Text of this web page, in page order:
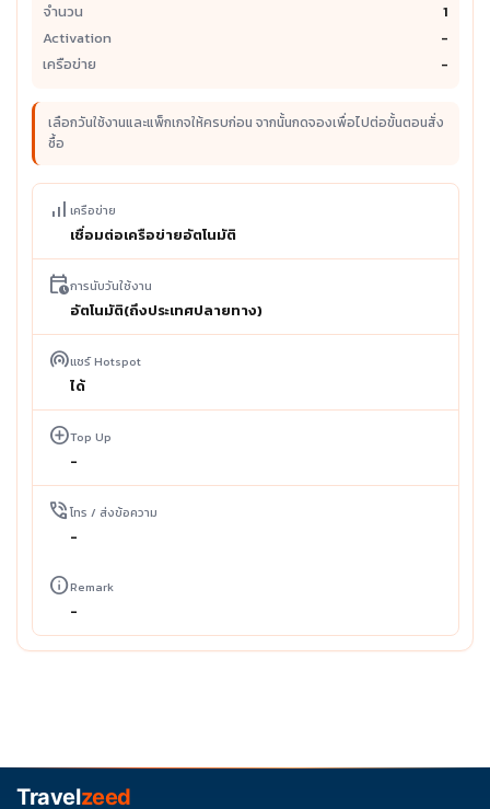
จำนวน
1
Activation
-
เครือข่าย
-
เลือกวันใช้งานและแพ็กเกจให้ครบก่อน จากนั้นกดจองเพื่อไปต่อขั้นตอนสั่ง
ซื้อ
signal_cellular_alt เครือข่าย
เชื่อมต่อเครือข่ายอัตโนมัติ
calendar_clockการนับวันใช้งาน
อัตโนมัติ(ถึงประเทศปลายทาง)
wifi_tetheringแชร์ Hotspot
ได้
add_circleTop Up
-
phone_in_talkโทร / ส่งข้อความ
-
infoRemark
-
Travelzeed